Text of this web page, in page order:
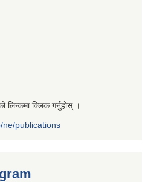
लिन्कमा क्लिक गर्नुहोस् ।
ne/publications